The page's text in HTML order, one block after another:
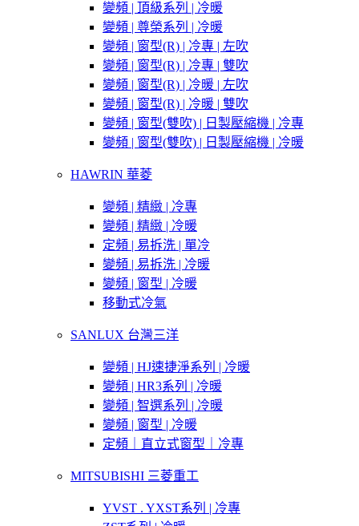
變頻 | 頂級系列 | 冷暖
變頻 | 尊榮系列 | 冷暖
變頻 | 窗型(R) | 冷專 | 左吹
變頻 | 窗型(R) | 冷專 | 雙吹
變頻 | 窗型(R) | 冷暖 | 左吹
變頻 | 窗型(R) | 冷暖 | 雙吹
變頻 | 窗型(雙吹) | 日製壓縮機 | 冷專
變頻 | 窗型(雙吹) | 日製壓縮機 | 冷暖
HAWRIN 華菱
變頻 | 精緻 | 冷專
變頻 | 精緻 | 冷暖
定頻 | 易拆洗 | 單冷
變頻 | 易拆洗 | 冷暖
變頻 | 窗型 | 冷暖
移動式冷氣
SANLUX 台灣三洋
變頻 | HJ速捷淨系列 | 冷暖
變頻 | HR3系列 | 冷暖
變頻 | 智選系列 | 冷暖
變頻 | 窗型 | 冷暖
定頻｜直立式窗型｜冷專
MITSUBISHI 三菱重工
YVST . YXST系列 | 冷專